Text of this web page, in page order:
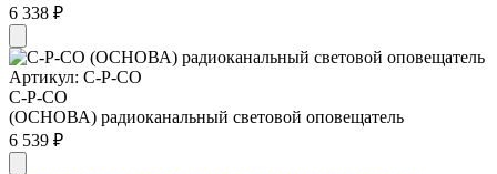
6 338 ₽
Артикул: С-Р-СО
С-Р-СО
(ОСНОВА) радиоканальный световой оповещатель
6 539 ₽